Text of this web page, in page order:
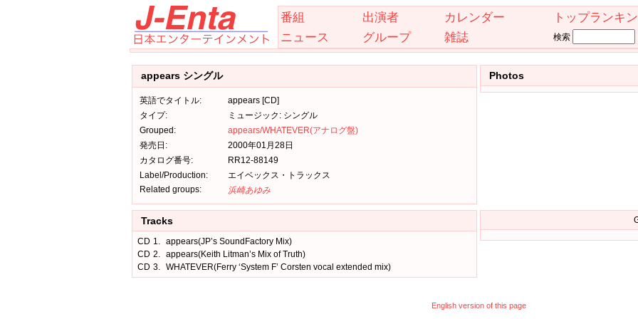
番組 出演者 カレンダー
トップランキ
ニュース
グループ 雑誌 検索
appears シングル
英語でタイトル:
appears [CD]
タイプ:
ミュージック: シングル
Grouped:
appears/WHATEVER(アナログ盤)
発売日:
2000年01月28日
カタログ番号:
RR12-88149
Label/Production:
エイベックス・トラックス
Related groups:
浜崎あゆみ
Photos
Tracks
CD 1. appears(JP’s SoundFactory Mix)
CD 2. appears(Keith Litman’s Mix of Truth)
CD 3. WHATEVER(Ferry ‘System F’ Corsten vocal extended mix)
English version of this page